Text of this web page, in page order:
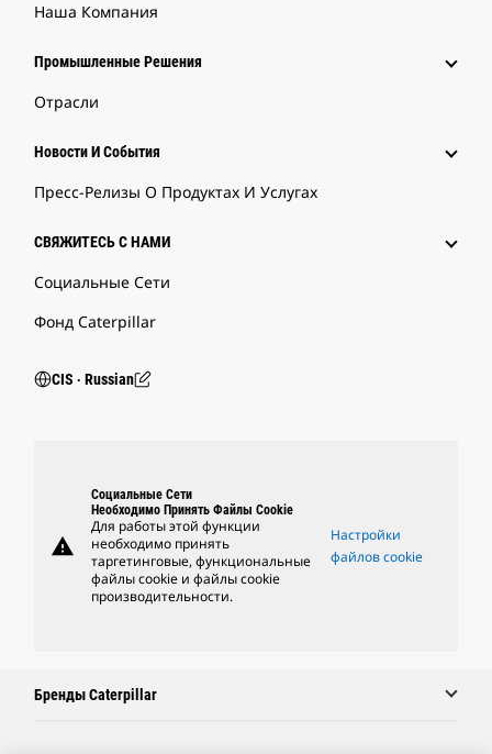
Наша Компания
Промышленные Решения
Отрасли
Новости И События
Пресс-Релизы О Продуктах И Услугах
СВЯЖИТЕСЬ С НАМИ
Социальные Сети
Фонд Caterpillar
CIS ‧ Russian
warning
Социальные Сети
Необходимо Принять Файлы Cookie
Для работы этой функции
необходимо принять
таргетинговые, функциональные
файлы cookie и файлы cookie
производительности.
Настройки
файлов cookie
Бренды Caterpillar